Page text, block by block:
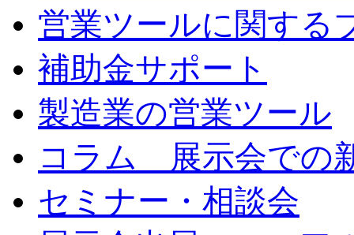
営業ツールに関する
補助金サポート
製造業の営業ツール
コラム 展示会での
セミナー・相談会